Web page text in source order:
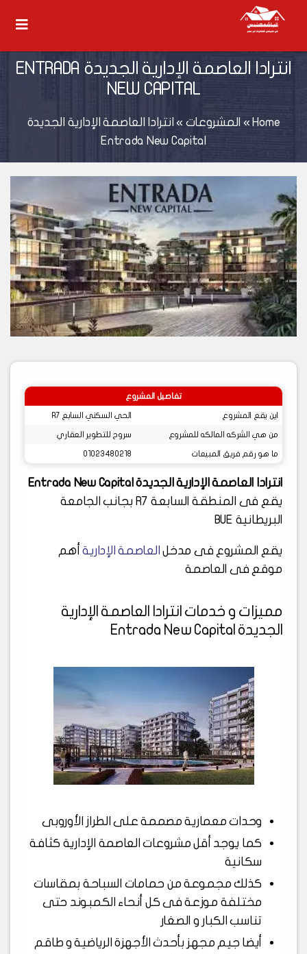
انترادا العاصمة الإدارية الجديدة ENTRADA
NEW CAPITAL
Home
» المشروعات » انترادا العاصمة الإدارية الجديدة
Entrada New Capital
تفاصيل المشروع
اين يقع المشروع الحي السكني السابع R7
من هي الشركه المالكه للمشروع سروح للتطوير العقاري
ما هو رقم فريق المبيعات 01023480218
انترادا العاصمة الإدارية الجديدة Entrada New Capital
يقع فى المنطقة السابعة R7 بجانب الجامعة
البريطانية BUE
يقع المشروع فى مدخل العاصمة الإداريةأهم
موقع فى العاصمة
مميزات و خدمات انترادا العاصمة الإدارية
الجديدة Entrada New Capital
وحدات معمارية مصممة على الطراز الأوروبى
كما يوجد أقل مشروعات العاصمة الإدارية كثافة
سكانية
كذلك مجموعة من حمامات السباحة بمقاسات
مختلفة موزعة فى كل أنحاء الكمبوند حتى
تناسب الكبار و الصغار
أيضا جيم مجهز بأحدث الأجهزة الرياضية و طاقم